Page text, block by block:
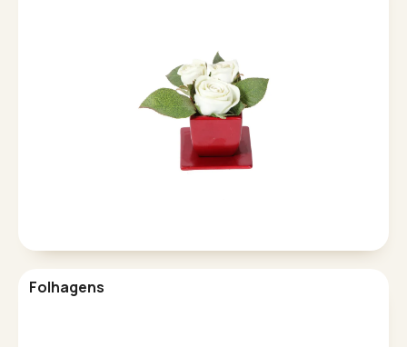
Folhagens